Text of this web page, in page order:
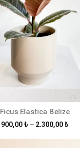
Ficus Elastica Belize
900,00 ₺ – 2.300,00 ₺Fiyat